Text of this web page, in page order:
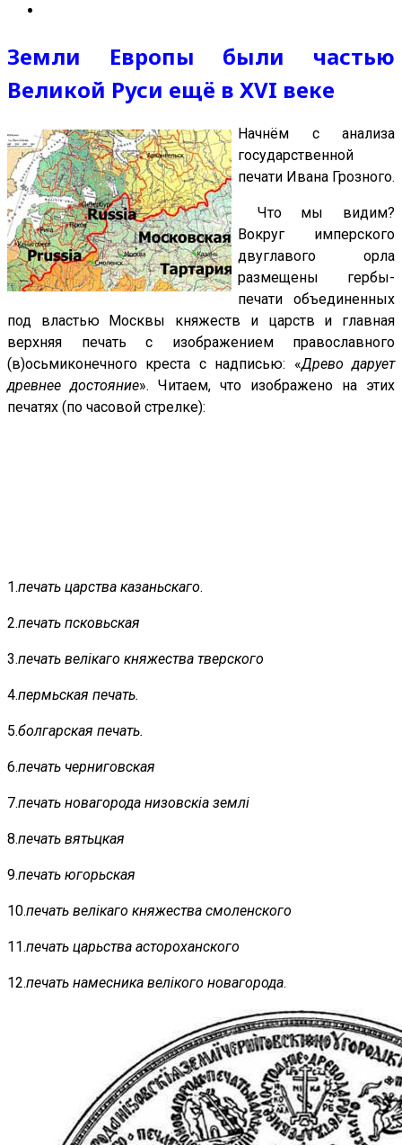
Земли Европы были частью
Великой Руси ещё в XVI веке
Начнём с анализа
государственной
печати Ивана Грозного.
Что мы видим?
Вокруг имперского
двуглавого орла
размещены гербы-
печати объединенных
под властью Москвы княжеств и царств и главная
верхняя печать с изображением православного
(в)осьмиконечного креста с надписью: «Древо дарует
древнее достояние». Читаем, что изображено на этих
печатях (по часовой стрелке):
1.печать царства казаньскаго.
2.печать псковьская
3.печать велiкаго княжества тверского
4.пермьская печать.
5.болгарская печать.
6.печать черниговская
7.печать новагорода низовскiа землi
8.печать вятьцкая
9.печать югорьская
10.печать велiкаго княжества смоленского
11.печать царьства астороханского
12.печать намесника велiкого новагорода.